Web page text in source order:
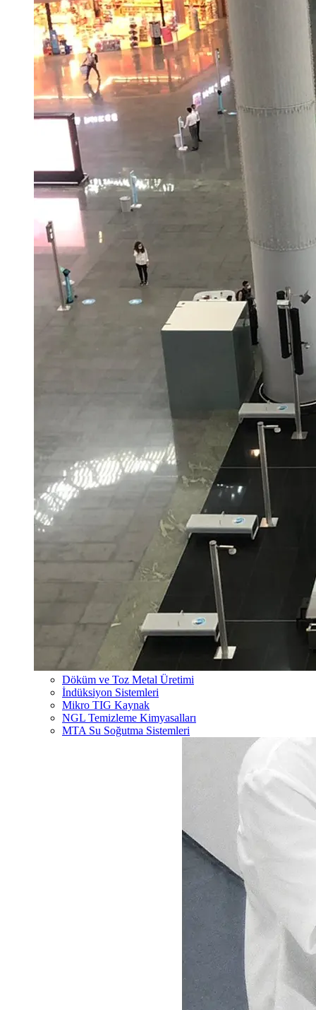
Döküm ve Toz Metal Üretimi
İndüksiyon Sistemleri
Mikro TIG Kaynak
NGL Temizleme Kimyasalları
MTA Su Soğutma Sistemleri